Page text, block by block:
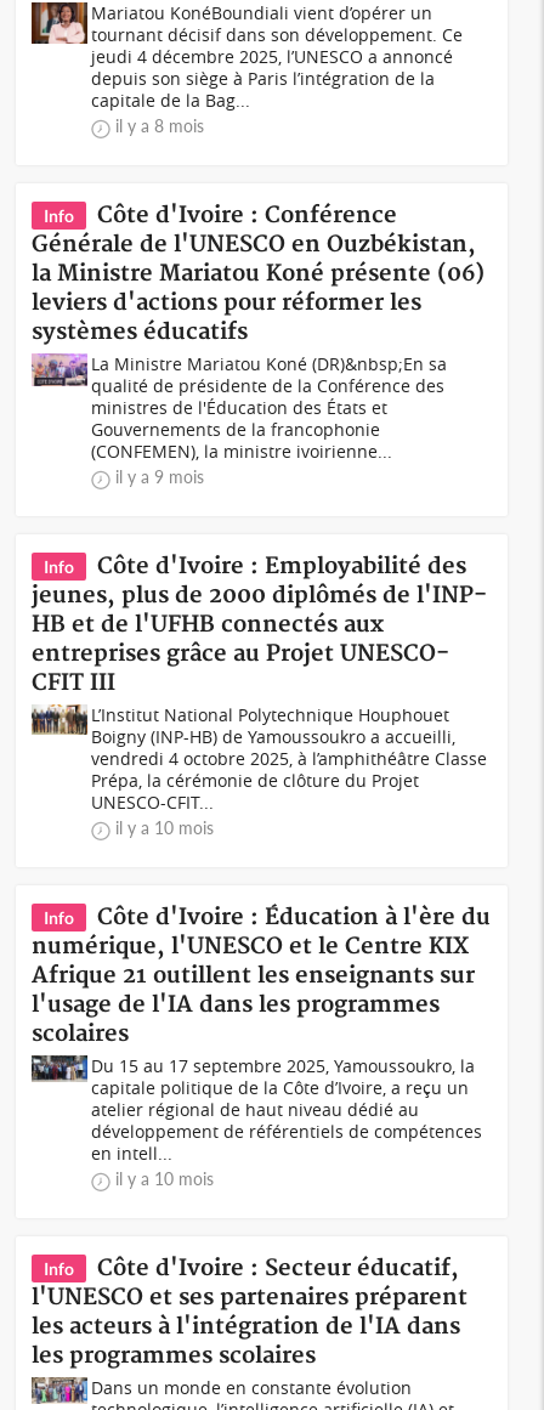
Mariatou KonéBoundiali vient d’opérer un
tournant décisif dans son développement. Ce
jeudi 4 décembre 2025, l’UNESCO a annoncé
depuis son siège à Paris l’intégration de la
capitale de la Bag...
il y a 8 mois
Info
Côte d'Ivoire : Conférence
Générale de l'UNESCO en Ouzbékistan,
la Ministre Mariatou Koné présente (06)
leviers d'actions pour réformer les
systèmes éducatifs
La Ministre Mariatou Koné (DR)&nbsp;En sa
qualité de présidente de la Conférence des
ministres de l'Éducation des États et
Gouvernements de la francophonie
(CONFEMEN), la ministre ivoirienne...
il y a 9 mois
Info
Côte d'Ivoire : Employabilité des
jeunes, plus de 2000 diplômés de l'INP-
HB et de l'UFHB connectés aux
entreprises grâce au Projet UNESCO-
CFIT III
L’Institut National Polytechnique Houphouet
Boigny (INP-HB) de Yamoussoukro a accueilli,
vendredi 4 octobre 2025, à l’amphithéâtre Classe
Prépa, la cérémonie de clôture du Projet
UNESCO-CFIT...
il y a 10 mois
Info
Côte d'Ivoire : Éducation à l'ère du
numérique, l'UNESCO et le Centre KIX
Afrique 21 outillent les enseignants sur
l'usage de l'IA dans les programmes
scolaires
Du 15 au 17 septembre 2025, Yamoussoukro, la
capitale politique de la Côte d’Ivoire, a reçu un
atelier régional de haut niveau dédié au
développement de référentiels de compétences
en intell...
il y a 10 mois
Info
Côte d'Ivoire : Secteur éducatif,
l'UNESCO et ses partenaires préparent
les acteurs à l'intégration de l'IA dans
les programmes scolaires
Dans un monde en constante évolution